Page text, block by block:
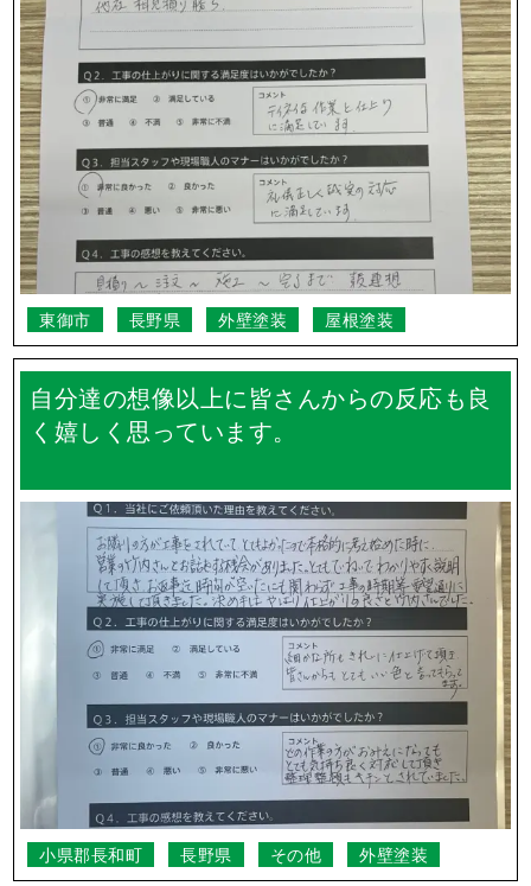
東御市 長野県 外壁塗装 屋根塗装
自分達の想像以上に皆さんからの反応も良
く嬉しく思っています。
小県郡長和町 長野県 その他 外壁塗装